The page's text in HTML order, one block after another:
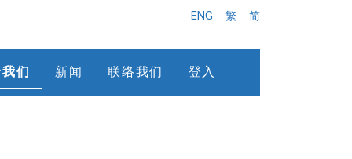
ENG 繁 简
们 新闻 联络我们 登入